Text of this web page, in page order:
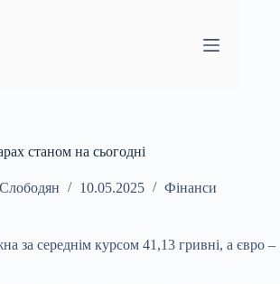
станом на сьогодні
10.05.2025 Фінанси
за середнім курсом 41,13 гривні, а євро –